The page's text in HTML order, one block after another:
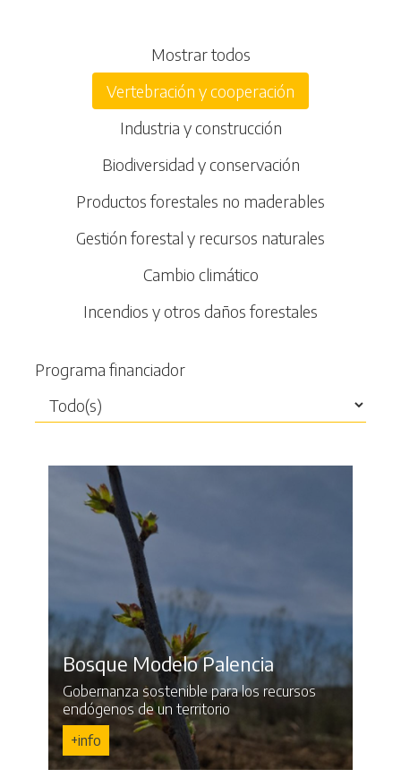
Mostrar todos
Vertebración y cooperación
Industria y construcción
Biodiversidad y conservación
Productos forestales no maderables
Gestión forestal y recursos naturales
Cambio climático
Incendios y otros daños forestales
Programa financiador
Bosque Modelo Palencia
Gobernanza sostenible para los recursos
endógenos de un territorio
+info